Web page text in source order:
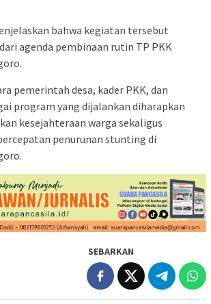
bahwa kegiatan tersebut
agenda pembinaan rutin TP PKK
pemerintah desa, kader PKK, dan
program yang dijalankan diharapkan
kesejahteraan warga sekaligus
penurunan stunting di
SEBARKAN